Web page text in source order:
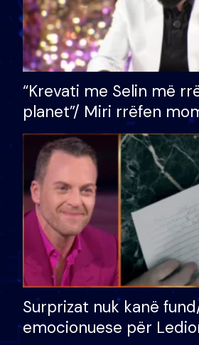
“Krevati me Selin më
planet”/ Miri rrëfen
bukura në shtëpinë e
mungojë zilja e
Surprizat nuk kanë
emocionuese për